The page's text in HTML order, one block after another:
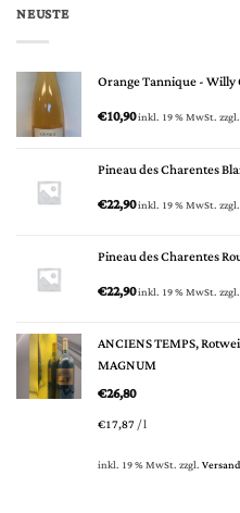
NEUSTE
Orange Tannique - Willy
€10,90inkl. 19 % MwSt.zzgl.
Pineau des Charentes
€22,90inkl. 19 % MwSt.zzgl.
Pineau des Charentes
€22,90inkl. 19 % MwSt.zzgl.
ANCIENS TEMPS,
MAGNUM
€26,80
€17,87/l
inkl. 19 % MwSt.zzgl.